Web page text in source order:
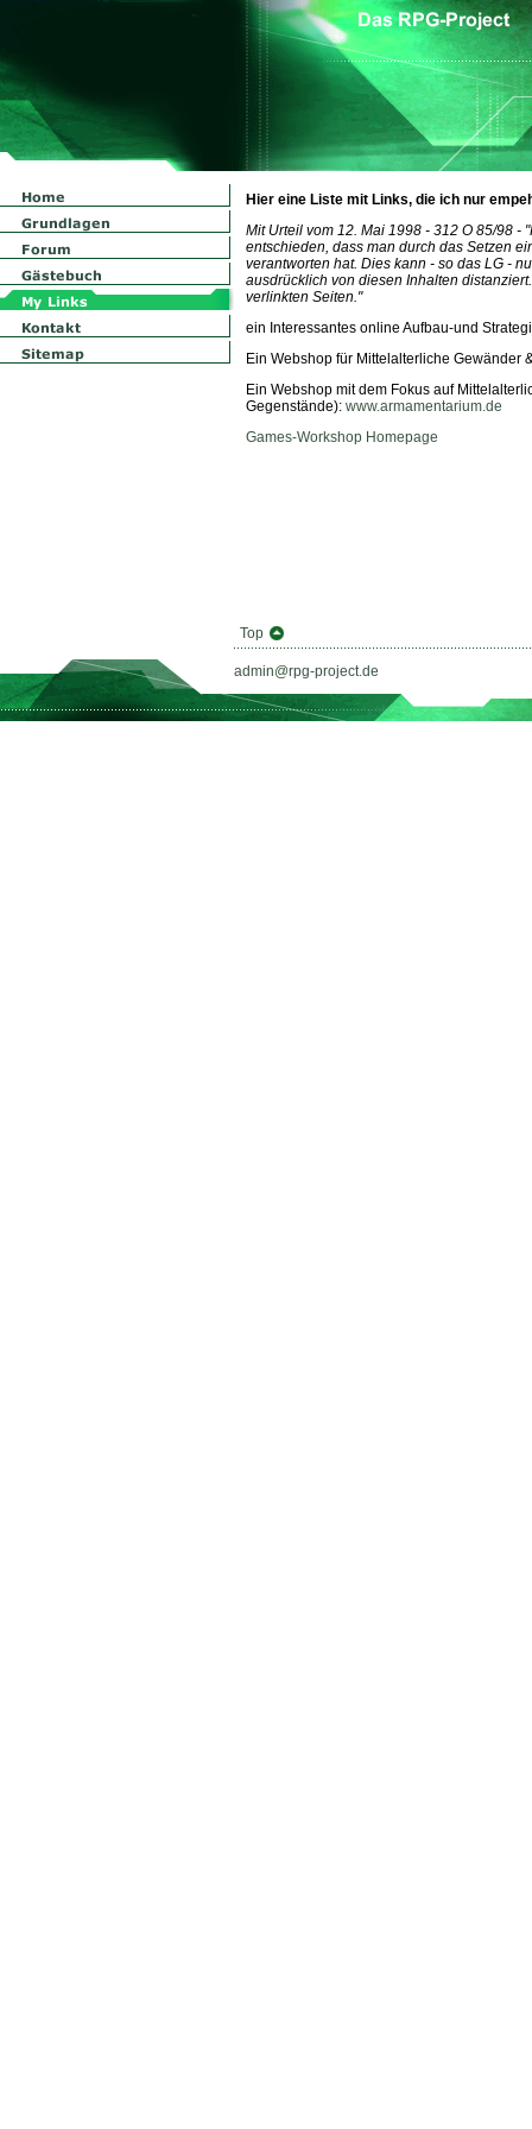
Hier eine Liste mit Links, die ich nur
Mit Urteil vom 12. Mai 1998 - 312 O 85/98 -
entschieden, dass man durch das Setzen
verantworten hat. Dies kann - so das LG -
ausdrücklich von diesen Inhalten
verlinkten Seiten."
ein Interessantes online Aufbau-und
Ein Webshop für Mittelalterliche Gewänder
Ein Webshop mit dem Fokus auf
Gegenstände): www.armamentarium.de
Games-Workshop Homepage
Top
admin@rpg-project.de